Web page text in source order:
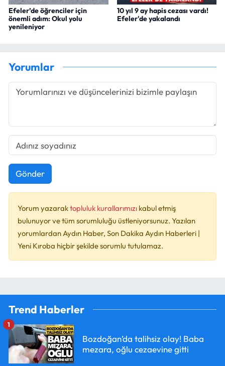
Efeler’de öğrenciler için
önemli adım: Okul yolu
yenileniyor
10 yıl 9 ay hapis cezası vardı!
Efeler'de yakalandı
Yorumlar
Gönder
Yorum yazaraktopluluk kurallarımızı kabul etmiş
bulunuyor ve tüm sorumluluğu üstleniyorsunuz. Yazılan
yorumlardan Aydın Haber, Son Dakika Aydın Haberleri |
Yeni Kıroba hiçbir şekilde sorumlu tutulamaz.
Trend Haberler
Bozdoğan’da talihsiz olay! Baba
mezara, oğlu cezaevine gitti
1